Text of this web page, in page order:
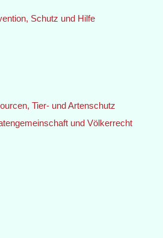
Schutz und Hilfe
Tier- und Artenschutz
und Völkerrecht